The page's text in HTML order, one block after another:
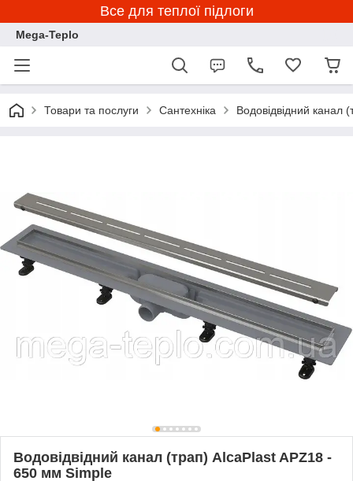
Все для теплої підлоги
Mega-Teplo
Товари та послуги Сантехніка Водовідвідний
Водовідвідний канал (трап) AlcaPlast APZ18 -
650 мм Simple